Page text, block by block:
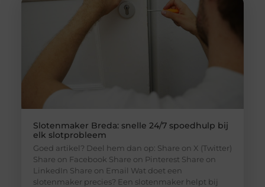
Slotenmaker Breda: snelle 24/7 spoedhulp bij
elk slotprobleem
Goed artikel? Deel hem dan op: Share on X (Twitter)
Share on Facebook Share on Pinterest Share on
LinkedIn Share on Email Wat doet een
slotenmaker precies? Een slotenmaker helpt bij